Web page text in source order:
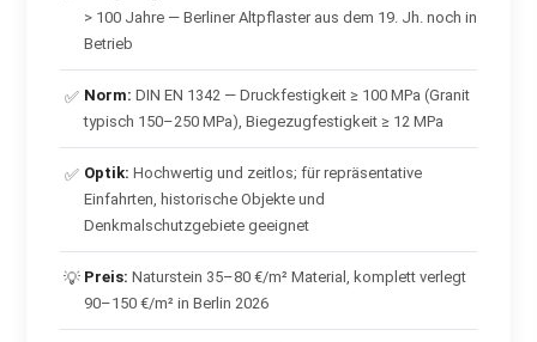
> 100 Jahre — Berliner Altpflaster aus dem 19. Jh. noch in
Betrieb
✅ Norm: DIN EN 1342 — Druckfestigkeit ≥ 100 MPa (Granit
typisch 150–250 MPa), Biegezugfestigkeit ≥ 12 MPa
✅ Optik: Hochwertig und zeitlos; für repräsentative
Einfahrten, historische Objekte und
Denkmalschutzgebiete geeignet
💡 Preis: Naturstein 35–80 €/m² Material, komplett verlegt
90–150 €/m² in Berlin 2026